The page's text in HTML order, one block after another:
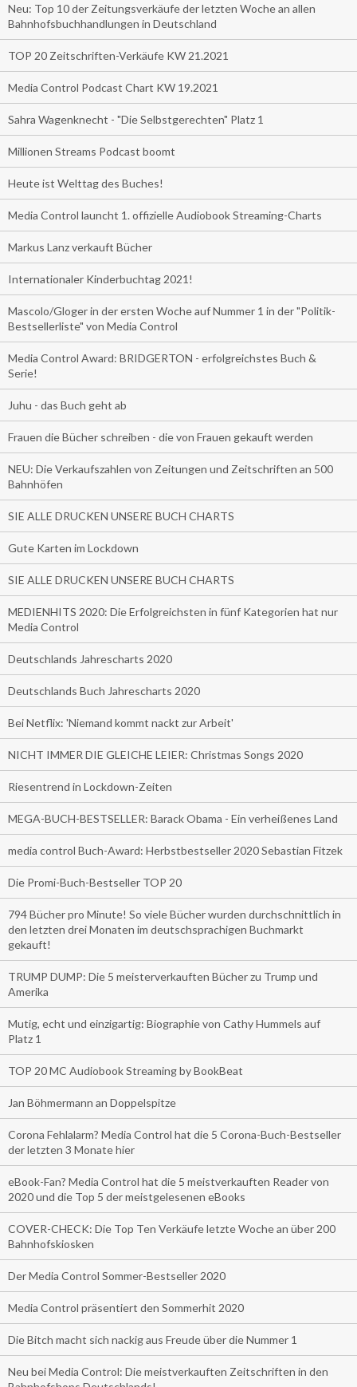
Neu: Top 10 der Zeitungsverkäufe der letzten Woche an allen
Bahnhofsbuchhandlungen in Deutschland
TOP 20 Zeitschriften-Verkäufe KW 21.2021
Media Control Podcast Chart KW 19.2021
Sahra Wagenknecht - "Die Selbstgerechten" Platz 1
Millionen Streams Podcast boomt
Heute ist Welttag des Buches!
Media Control launcht 1. offizielle Audiobook Streaming-Charts
Markus Lanz verkauft Bücher
Internationaler Kinderbuchtag 2021!
Mascolo/Gloger in der ersten Woche auf Nummer 1 in der "Politik-
Bestsellerliste" von Media Control
Media Control Award: BRIDGERTON - erfolgreichstes Buch &
Serie!
Juhu - das Buch geht ab
Frauen die Bücher schreiben - die von Frauen gekauft werden
NEU: Die Verkaufszahlen von Zeitungen und Zeitschriften an 500
Bahnhöfen
SIE ALLE DRUCKEN UNSERE BUCH CHARTS
Gute Karten im Lockdown
SIE ALLE DRUCKEN UNSERE BUCH CHARTS
MEDIENHITS 2020: Die Erfolgreichsten in fünf Kategorien hat nur
Media Control
Deutschlands Jahrescharts 2020
Deutschlands Buch Jahrescharts 2020
Bei Netflix: 'Niemand kommt nackt zur Arbeit'
NICHT IMMER DIE GLEICHE LEIER: Christmas Songs 2020
Riesentrend in Lockdown-Zeiten
MEGA-BUCH-BESTSELLER: Barack Obama - Ein verheißenes Land
media control Buch-Award: Herbstbestseller 2020 Sebastian Fitzek
Die Promi-Buch-Bestseller TOP 20
794 Bücher pro Minute! So viele Bücher wurden durchschnittlich in
den letzten drei Monaten im deutschsprachigen Buchmarkt
gekauft!
TRUMP DUMP: Die 5 meisterverkauften Bücher zu Trump und
Amerika
Mutig, echt und einzigartig: Biographie von Cathy Hummels auf
Platz 1
TOP 20 MC Audiobook Streaming by BookBeat
Jan Böhmermann an Doppelspitze
Corona Fehlalarm? Media Control hat die 5 Corona-Buch-Bestseller
der letzten 3 Monate hier
eBook-Fan? Media Control hat die 5 meistverkauften Reader von
2020 und die Top 5 der meistgelesenen eBooks
COVER-CHECK: Die Top Ten Verkäufe letzte Woche an über 200
Bahnhofskiosken
Der Media Control Sommer-Bestseller 2020
Media Control präsentiert den Sommerhit 2020
Die Bitch macht sich nackig aus Freude über die Nummer 1
Neu bei Media Control: Die meistverkauften Zeitschriften in den